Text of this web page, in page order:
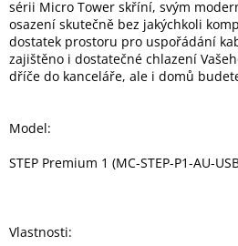
Domácnost
%
VÝPRODEJ
sérii Micro Tower skříní, svým
osazení skutečně bez jakýchkoli
dostatek prostoru pro uspořádání
zajištěno i dostatečné chlazení
dříče do kanceláře, ale i domů
Model:
STEP Premium 1 (MC-STEP-P1-AU-
Vlastnosti: